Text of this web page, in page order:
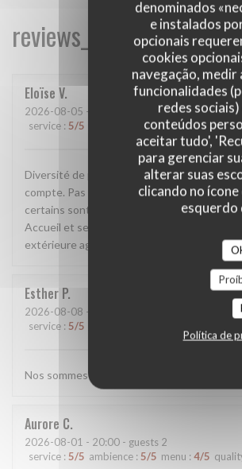
denominados
e instalados
opcionais
cookies
navegação,
funcionalidades
redes
conteúdos
aceitar tudo',
para gerenciar
alterar suas
clicando no
esquerdo
Política de
Eloïse V
2026-08-05 - 19:15 - guests 4
service : 5/5 4/5 menu:4/5
Diversité de plats pour que tout le monde
compte. Pas mal de choix en vege. Les
certains sont originaux. Bonne cocktails
Accueil et service très agréable. Salle
extérieure agréable. Je recommande.
Esther P
2026-08-08 - 13:00 - guests 2
service : 5/5
Nos sommes toujours aussi satisfaits des
Aurore C
2026-08-01 - 20:00 - guests 2
service : 5/5 ambience : 5/5 menu : 4/5